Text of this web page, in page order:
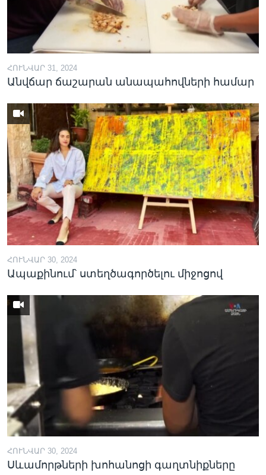
ՀՈՒՆՎԱՐ 31, 2024
Անվճար ճաշարան անապահովների համար
ՀՈՒՆՎԱՐ 30, 2024
Ապաքինում՝ ստեղծագործելու միջոցով
ՀՈՒՆՎԱՐ 30, 2024
Սևամորթների խոհանոցի գաղտնիքները